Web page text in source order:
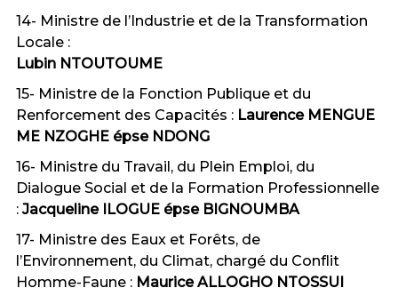
14- Ministre de l’Industrie et de la Transformation
Locale :
Lubin NTOUTOUME
15- Ministre de la Fonction Publique et du
Renforcement des Capacités : Laurence MENGUE
ME NZOGHE épse NDONG
16- Ministre du Travail, du Plein Emploi, du
Dialogue Social et de la Formation Professionnelle
:Jacqueline ILOGUE épse BIGNOUMBA
17- Ministre des Eaux et Forêts, de
l’Environnement, du Climat, chargé du Conflit
Homme-Faune :Maurice ALLOGHO NTOSSUI